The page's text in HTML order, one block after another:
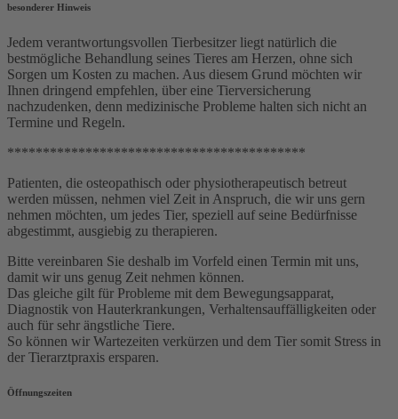
besonderer Hinweis
Jedem verantwortungsvollen Tierbesitzer liegt natürlich die
bestmögliche Behandlung seines Tieres am Herzen, ohne sich
Sorgen um Kosten zu machen. Aus diesem Grund möchten wir
Ihnen dringend empfehlen, über eine Tierversicherung
nachzudenken, denn medizinische Probleme halten sich nicht an
Termine und Regeln.
******************************************
Patienten, die osteopathisch oder physiotherapeutisch betreut
werden müssen, nehmen viel Zeit in Anspruch, die wir uns gern
nehmen möchten, um jedes Tier, speziell auf seine Bedürfnisse
abgestimmt, ausgiebig zu therapieren.
Bitte vereinbaren Sie deshalb im Vorfeld einen Termin mit uns,
damit wir uns genug Zeit nehmen können.
Das gleiche gilt für Probleme mit dem Bewegungsapparat,
Diagnostik von Hauterkrankungen, Verhaltensauffälligkeiten oder
auch für sehr ängstliche Tiere.
So können wir Wartezeiten verkürzen und dem Tier somit Stress in
der Tierarztpraxis ersparen.
Öffnungszeiten